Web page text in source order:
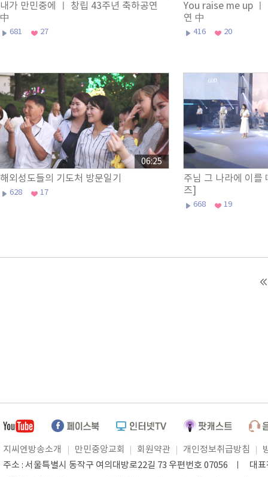
내가 만민중에 ㅣ 창립 43주년 축하공연
中
681 27
You raise me up ㅣ
연 中
416 20
해외성도들의 기도처 방문일기
628 17
06:25
주님 그 나라에 이를
즈]
668 19
지씨엔방송소개 만민중앙교회 회원약관 개인정보취급방침
주소 : 서울특별시 동작구 여의대방로22길 73 우편번호 07056 ㅣ 대